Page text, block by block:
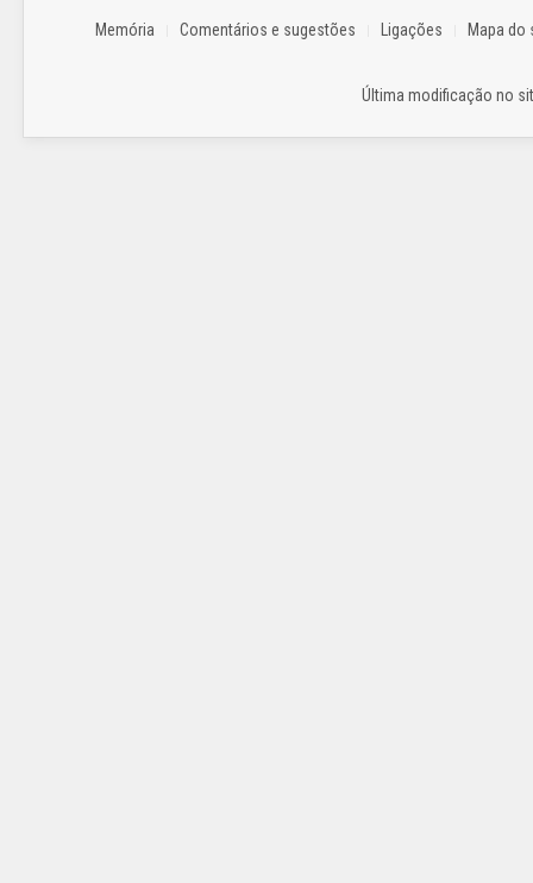
Memória Comentários e sugestões Ligações Mapa do
Última modificação no